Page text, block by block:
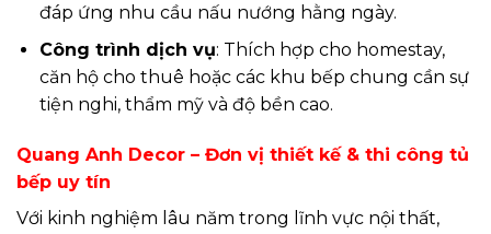
đáp ứng nhu cầu nấu nướng hằng ngày.
Công trình dịch vụ: Thích hợp cho homestay,
căn hộ cho thuê hoặc các khu bếp chung cần sự
tiện nghi, thẩm mỹ và độ bền cao.
Quang Anh Decor – Đơn vị thiết kế & thi công tủ
bếp uy tín
Với kinh nghiệm lâu năm trong lĩnh vực nội thất,